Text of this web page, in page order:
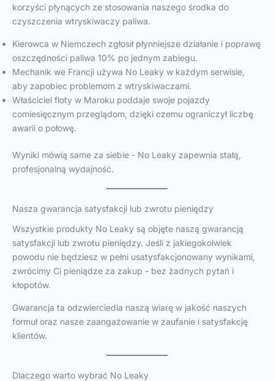
korzyści płynących ze stosowania naszego środka do
czyszczenia wtryskiwaczy paliwa.
Kierowca w Niemczech zgłosił płynniejsze działanie i poprawę
oszczędności paliwa 10% po jednym zabiegu.
Mechanik we Francji używa No Leaky w każdym serwisie,
aby zapobiec problemom z wtryskiwaczami.
Właściciel floty w Maroku poddaje swoje pojazdy
comiesięcznym przeglądom, dzięki czemu ograniczył liczbę
awarii o połowę.
Wyniki mówią same za siebie - No Leaky zapewnia stałą,
profesjonalną wydajność.
Nasza gwarancja satysfakcji lub zwrotu pieniędzy
Wszystkie produkty No Leaky są objęte naszą gwarancją
satysfakcji lub zwrotu pieniędzy. Jeśli z jakiegokolwiek
powodu nie będziesz w pełni usatysfakcjonowany wynikami,
zwrócimy Ci pieniądze za zakup - bez żadnych pytań i
kłopotów.
Gwarancja ta odzwierciedla naszą wiarę w jakość naszych
formuł oraz nasze zaangażowanie w zaufanie i satysfakcję
klientów.
Dlaczego warto wybrać No Leaky